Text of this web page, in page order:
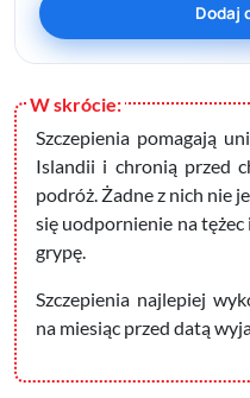
Dodaj
Szczepienia pomagają
Islandii i chronią przed
podróż. Żadne z nich nie
się uodpornienie na
grypę.
Szczepienia najlepiej
na miesiąc przed datą